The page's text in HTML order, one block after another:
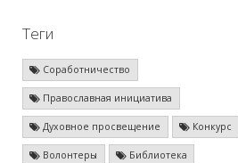
Теги
Соработничество
Православная инициатива
Духовное просвещение Конкурс
Волонтеры Библиотека